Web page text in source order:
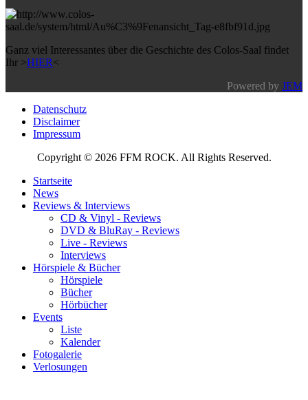
Ganz viel Interessantes über die Geschichte des Colos-Saal findet
Ihr >HIER<
Powered by JEM
Datenschutz
Disclaimer
Impressum
Copyright © 2026 FFM ROCK. All Rights Reserved.
Startseite
News
Reviews & Interviews
CD & Vinyl - Reviews
DVD & BluRay - Reviews
Live - Reviews
Interviews
Hörspiele & Bücher
Hörspiele
Bücher
Hörbücher
Events
Liste
Kalender
Fotogalerie
Verlosungen